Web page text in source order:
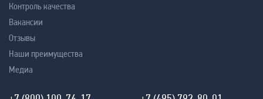
Контроль качества
Вакансии
Отзывы
Наши преимущества
Медиа